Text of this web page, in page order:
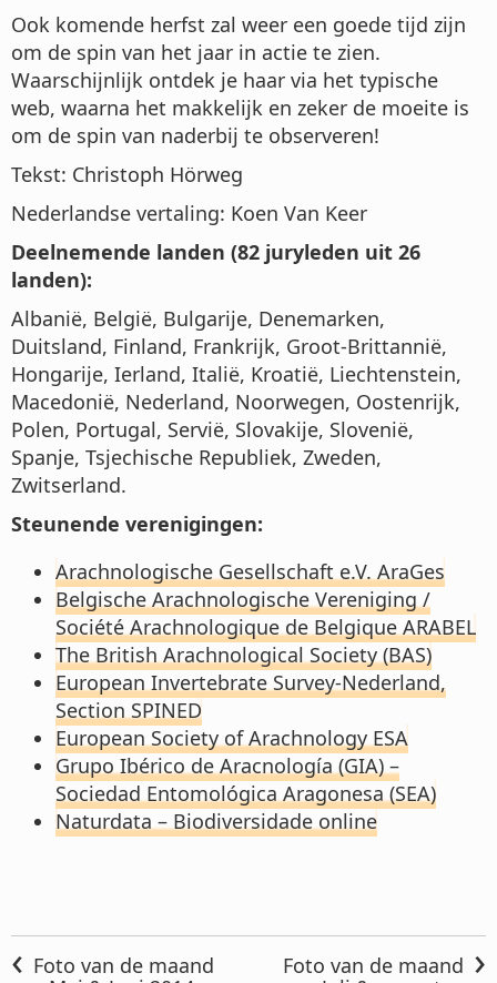
Ook komende herfst zal weer een goede tijd zijn
om de spin van het jaar in actie te zien.
Waarschijnlijk ontdek je haar via het typische
web, waarna het makkelijk en zeker de moeite is
om de spin van naderbij te observeren!
Tekst: Christoph Hörweg
Nederlandse vertaling: Koen Van Keer
Deelnemende landen (82 juryleden uit 26
landen):
Albanië, België, Bulgarije, Denemarken,
Duitsland, Finland, Frankrijk, Groot-Brittannië,
Hongarije, Ierland, Italië, Kroatië, Liechtenstein,
Macedonië, Nederland, Noorwegen, Oostenrijk,
Polen, Portugal, Servië, Slovakije, Slovenië,
Spanje, Tsjechische Republiek, Zweden,
Zwitserland.
Steunende verenigingen:
Arachnologische Gesellschaft e.V. AraGes
Belgische Arachnologische Vereniging /
Société Arachnologique de Belgique ARABEL
The British Arachnological Society (BAS)
European Invertebrate Survey-Nederland,
Section SPINED
European Society of Arachnology ESA
Grupo Ibérico de Aracnología (GIA) –
Sociedad Entomológica Aragonesa (SEA)
Naturdata – Biodiversidade online
‹ Foto van de maand
Foto van de maand ›